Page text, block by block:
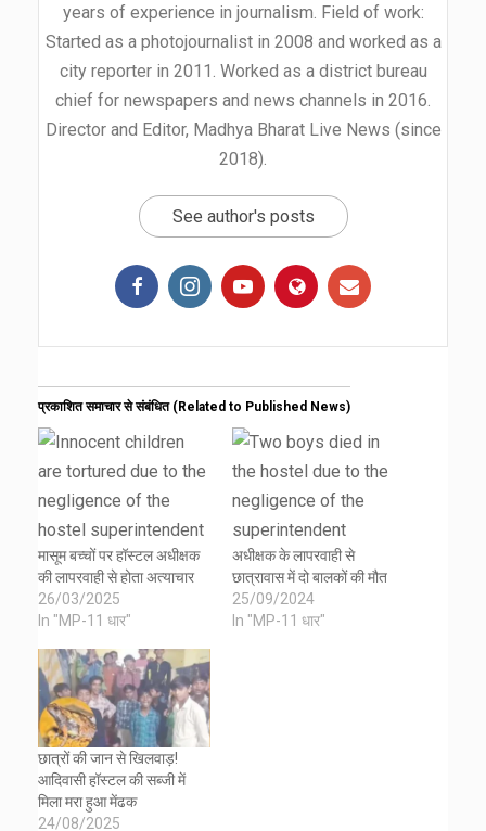
years of experience in journalism. Field of work:
Started as a photojournalist in 2008 and worked as a
city reporter in 2011. Worked as a district bureau
chief for newspapers and news channels in 2016.
Director and Editor, Madhya Bharat Live News (since
2018).
See author's posts
प्रकाशित समाचार से संबंधित (Related to Published News)
मासूम बच्चों पर हॉस्टल अधीक्षक
की लापरवाही से होता अत्याचार
26/03/2025
In "MP-11 धार"
अधीक्षक के लापरवाही से
छात्रावास में दो बालकों की मौत
25/09/2024
In "MP-11 धार"
छात्रों की जान से खिलवाड़!
आदिवासी हॉस्टल की सब्जी में
मिला मरा हुआ मेंढक
24/08/2025